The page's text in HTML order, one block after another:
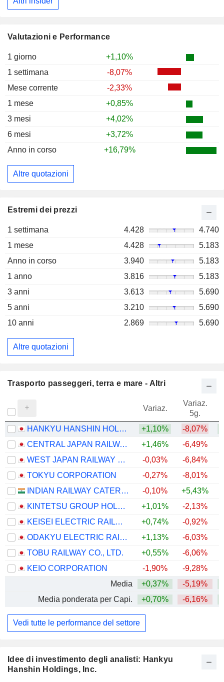
Idee di investimento degli analisti: Hankyu
Hanshin Holdings, Inc.
Valutazioni e Performance
1 giorno
+1,10%
1 settimana
-8,07%
Mese corrente
-2,33%
1 mese
+0,85%
3 mesi
+4,02%
6 mesi
+3,72%
Anno in corso
+16,79%
Altre quotazioni
Estremi dei prezzi
1 settimana 4.428
4.740
1 mese
4.428
5.183
Anno in corso
3.940
5.183
1 anno
3.816
5.183
3 anni
3.613
5.690
5 anni
3.210
5.690
10 anni
2.869 5.690
Altre quotazioni
Trasporto passeggeri, terra e mare - Altri
Variaz.
Variaz.
5g.
HANKYU HANSHIN HOLDINGS, INC. +1,10% -8,07%
CENTRAL JAPAN RAILWAY COMPANY
+1,46% -6,49%
WEST JAPAN RAILWAY COMPANY
-0,03% -6,84%
TOKYU CORPORATION
-0,27% -8,01%
INDIAN RAILWAY CATERING & TOURISM CORPORATION LIMITED
-0,10% +5,43%
KINTETSU GROUP HOLDINGS CO.,LTD.
+1,01% -2,13%
KEISEI ELECTRIC RAILWAY CO., LTD.
+0,74% -0,92%
ODAKYU ELECTRIC RAILWAY CO., LTD.
+1,13% -6,03%
TOBU RAILWAY CO., LTD.
+0,55% -6,06%
KEIO CORPORATION
-1,90% -9,28%
Media
+0,37% -5,19%
Media ponderata per Capi.
+0,70% -6,16%
Vedi tutte le performance del settore